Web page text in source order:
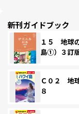
新刊ガイドブック
１５ 地球
島①）３訂
Ｃ０２ 地
８